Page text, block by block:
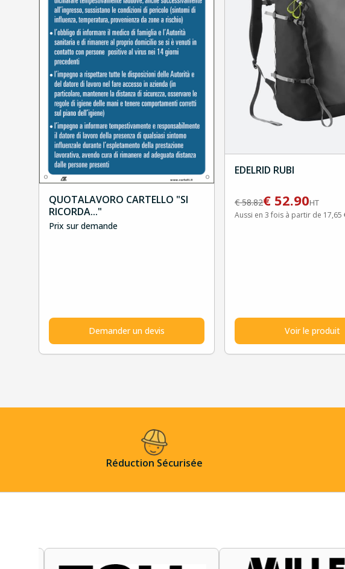
QUOTALAVORO CARTELLO "SI
RICORDA..."
Prix sur demande
Demander un devis
EDELRID RUBI
€58.82€ 52.90HT
Aussi en 3 fois à partir de 17,65
Voir le produit
Réduction Sécurisée